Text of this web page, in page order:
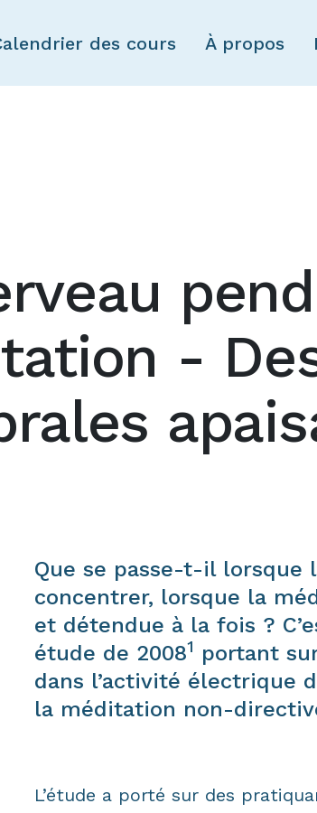
Skip
des cours À propos
-
Que se passe-t-il lorsque
concentrer, lorsque la
et détendue à la fois ?
étude de 20081 portant
dans l’activité électrique
la méditation non-
L’étude a porté sur des